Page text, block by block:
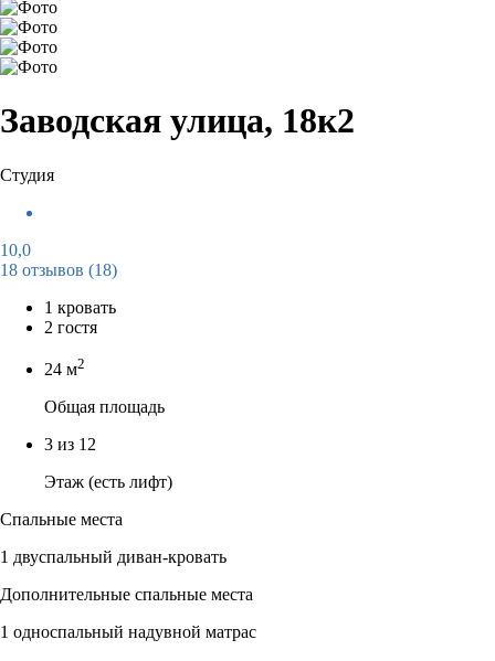
Заводская улица, 18к2
Студия
10,0
18 отзывов (18)
1 кровать
2 гостя
24 м2
Общая площадь
3 из 12
Этаж (есть лифт)
Спальные места
1 двуспальный диван-кровать
Дополнительные спальные места
1 односпальный надувной матрас